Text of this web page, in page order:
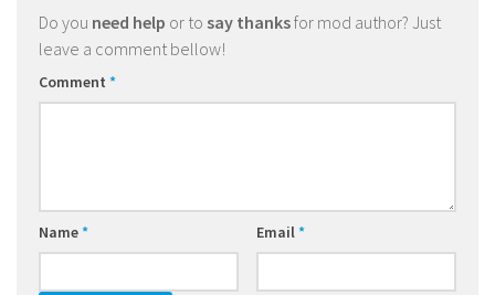
Do you need help or to say thanksfor mod author? Just
leave a comment bellow!
Comment *
Name* Email*